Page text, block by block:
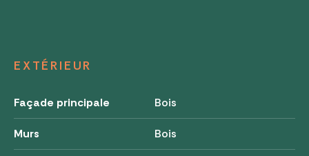
EXTÉRIEUR
Façade principale Bois
Murs Bois